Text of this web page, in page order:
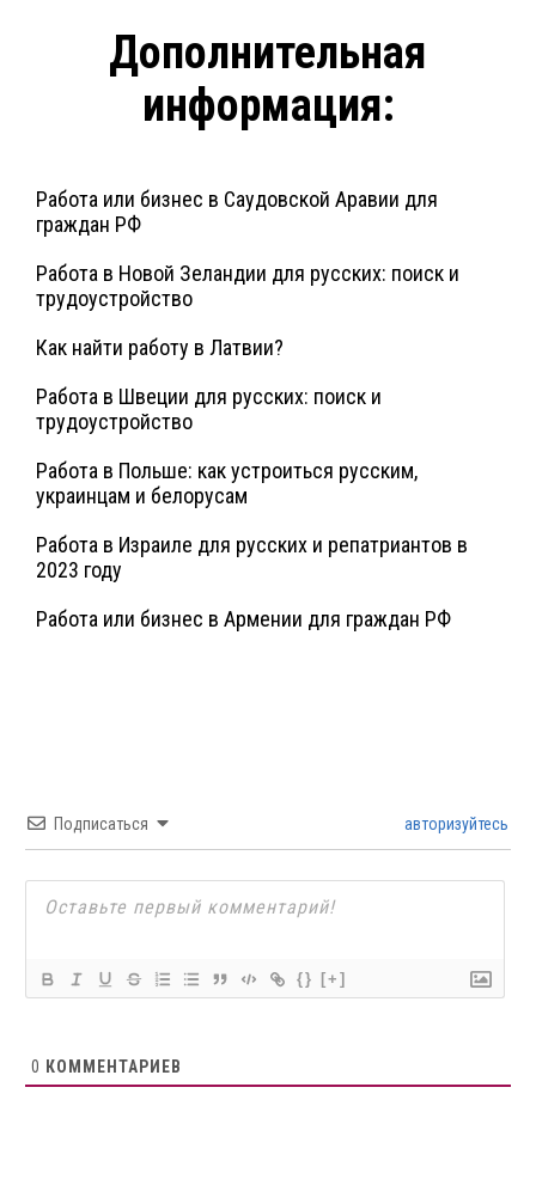
Дополнительная
информация:
Работа или бизнес в Саудовской Аравии для
граждан РФ
Работа в Новой Зеландии для русских: поиск и
трудоустройство
Как найти работу в Латвии?
Работа в Швеции для русских: поиск и
трудоустройство
Работа в Польше: как устроиться русским,
украинцам и белорусам
Работа в Израиле для русских и репатриантов в
2023 году
Работа или бизнес в Армении для граждан РФ
Подписаться авторизуйтесь
{} [+]
0 КОММЕНТАРИЕВ